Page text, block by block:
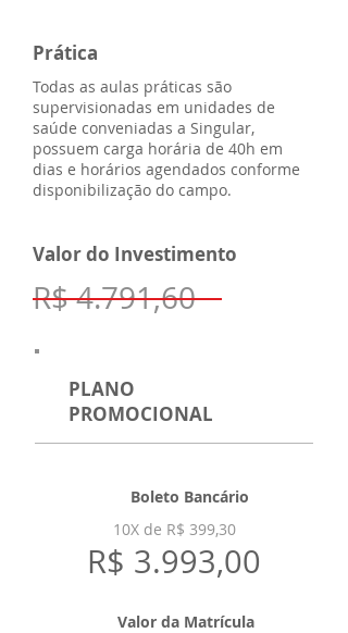
Prática
Todas as aulas práticas são
supervisionadas em unidades de
saúde conveniadas a Singular,
possuem carga horária de 40h em
dias e horários agendados conforme
disponibilização do campo.
Valor do Investimento
R$ 4.791,60
PLANO
PROMOCIONAL
Boleto Bancário
10X de R$ 399,30
R$ 3.993,00
Valor da Matrícula